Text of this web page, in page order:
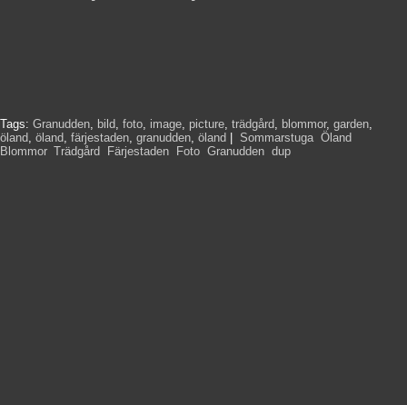
Tags: Granudden, bild, foto, image, picture, trädgård, blommor, garden,
öland, öland, färjestaden, granudden, öland Sommarstuga, Öland
Blommor, Trädgård Färjestaden Foto Granudden dup